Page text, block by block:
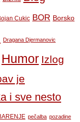
Cukic BOR Borsko
Dragana Djermanovic
Humor Izlog
je
i sve nesto
pečalba pozadine